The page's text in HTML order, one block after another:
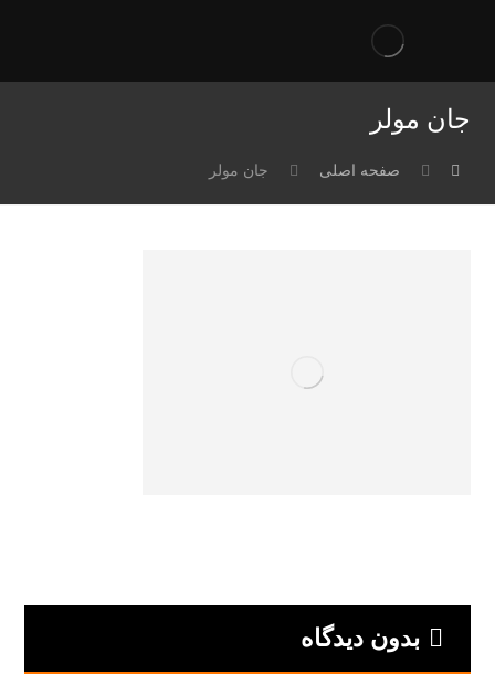
جان مولر
صفحه اصلی جان مولر
بدون دیدگاه